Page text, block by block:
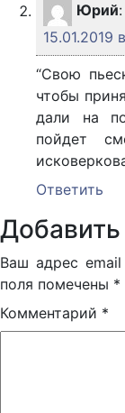
Юрий:
15.01.2019
“Свою
чтобы
дали на
пойдет
Ответить
Ваш адрес email
поля помечены *
Комментарий *